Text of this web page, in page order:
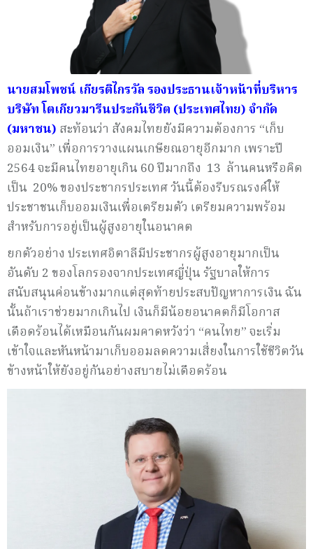
นายสมโพชน์ เกียรติไกรวัลรองประธานเจ้าหน้าที่บริหาร
บริษัท โตเกียวมารีนประกันชีวิต (ประเทศไทย) จำกัด
(มหาชน) สะท้อนว่า สังคมไทยยังมีความต้องการ “เก็บ
ออมเงิน” เพื่อการวางแผนเกษียณอายุอีกมาก เพราะปี
2564 จะมีคนไทยอายุเกิน 60 ปีมากถึง 13 ล้านคนหรือคิด
เป็น 20% ของประชากรประเทศ วันนี้ต้องรีบรณรงค์ให้
ประชาชนเก็บออมเงินเพื่อเตรียมตัว เตรียมความพร้อม
สำหรับการอยู่เป็นผู้สูงอายุในอนาคต
ยกตัวอย่าง ประเทศอิตาลีมีประชากรผู้สูงอายุมากเป็น
อันดับ 2 ของโลกรองจากประเทศญี่ปุ่น รัฐบาลให้การ
สนับสนุนค่อนข้างมากแต่สุดท้ายประสบปัญหาการเงิน ฉัน
นั้นถ้าเราช่วยมากเกินไป เงินก็มีน้อยอนาคตก็มีโอกาส
เดือดร้อนได้เหมือนกันผมคาดหวังว่า “คนไทย” จะเริ่ม
เข้าใจและหันหน้ามาเก็บออมลดความเสี่ยงในการใช้ชีวิตวัน
ข้างหน้าให้ยังอยู่กันอย่างสบายไม่เดือดร้อน